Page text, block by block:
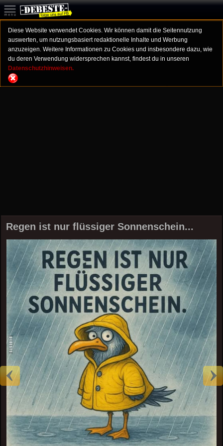
Diese Website verwendet Cookies. Wir können damit die Seitennutzung
auswerten, um nutzungsbasiert redaktionelle Inhalte und Werbung
anzuzeigen. Weitere Informationen zu Cookies und insbesondere dazu, wie
du deren Verwendung widersprechen kannst, findest du in unseren
Datenschutzhinweisen.
Regen ist nur flüssiger Sonnenschein...